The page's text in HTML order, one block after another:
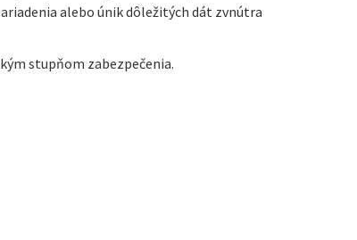
alebo únik dôležitých dát zvnútra
stupňom zabezpečenia.